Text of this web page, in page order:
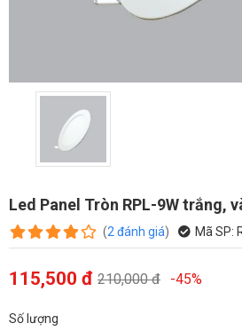
Led Panel Tròn RPL-9W trắng,
(2 đánh giá) Mã SP:
115,500 đ 210,000 đ -45%
Số lượng